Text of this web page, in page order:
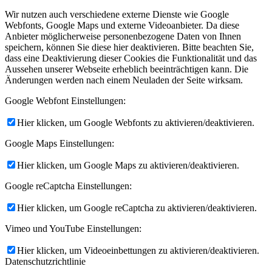
Wir nutzen auch verschiedene externe Dienste wie Google
Webfonts, Google Maps und externe Videoanbieter. Da diese
Anbieter möglicherweise personenbezogene Daten von Ihnen
speichern, können Sie diese hier deaktivieren. Bitte beachten Sie,
dass eine Deaktivierung dieser Cookies die Funktionalität und das
Aussehen unserer Webseite erheblich beeinträchtigen kann. Die
Änderungen werden nach einem Neuladen der Seite wirksam.
Google Webfont Einstellungen:
Hier klicken, um Google Webfonts zu aktivieren/deaktivieren.
Google Maps Einstellungen:
Hier klicken, um Google Maps zu aktivieren/deaktivieren.
Google reCaptcha Einstellungen:
Hier klicken, um Google reCaptcha zu aktivieren/deaktivieren.
Vimeo und YouTube Einstellungen:
Hier klicken, um Videoeinbettungen zu aktivieren/deaktivieren.
Datenschutzrichtlinie